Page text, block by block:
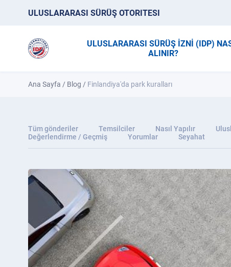
ULUSLARARASI SÜRÜŞ OTORITESI
ULUSLARARASI SÜRÜŞ İZNİ (IDP)
ALINIR?
Ana Sayfa / Blog / Finlandiya'da park kuralları
Tüm gönderiler Temsilciler Nasıl Yapılır
Değerlendirme / Geçmiş
Yorumlar Seyahat